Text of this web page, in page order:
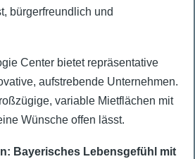
bürgerfreundlich und
Center bietet repräsentative
aufstrebende Unternehmen.
variable Mietflächen mit
Wünsche offen lässt.
Bayerisches Lebensgefühl mit